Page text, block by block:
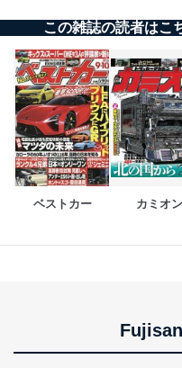
FAX：03-5459-7073
改訂：2025年2月20日
制定：2005年4月1日
株式会社富士山マガジ
代表取締役会長 西野
個人情報の取扱いに
１．個人情報保護管理者
当社は以下の個人情報
代表取締役会長 西野
個人情報保護管理者:
田 嘉也
この雑誌の読者はこ
ベストカー カミオン